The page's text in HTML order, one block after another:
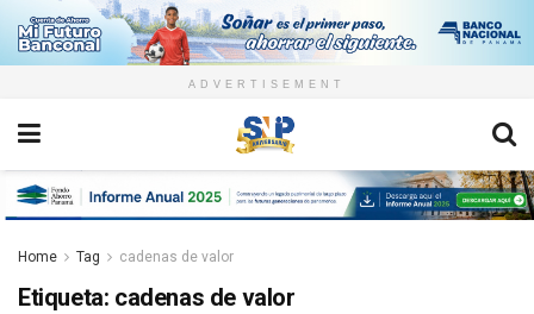
ADVERTISEMENT
Home Tag cadenas de valor
Etiqueta: cadenas de valor